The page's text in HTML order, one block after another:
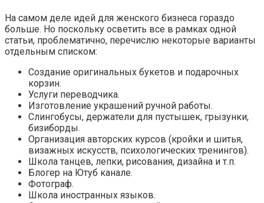
На самом деле идей для женского бизнеса гораздо
больше. Но поскольку осветить все в рамках одной
статьи, проблематично, перечислю некоторые варианты
отдельным списком:
Создание оригинальных букетов и подарочных
корзин.
Услуги переводчика.
Изготовление украшений ручной работы.
Слингобусы, держатели для пустышек, грызунки,
бизиборды.
Организация авторских курсов (кройки и шитья,
визажных искусств, психологических тренингов).
Школа танцев, лепки, рисования, дизайна и т.п.
Блогер на Ютуб канале.
Фотограф.
Школа иностранных языков.